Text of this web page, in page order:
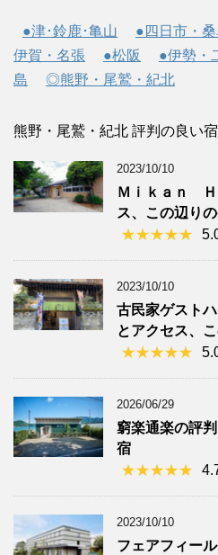
●津･鈴鹿･亀山 ●四日市・
伊賀・名張
●松阪 ●伊勢・
島
◎熊野・尾鷲・紀北
熊野・尾鷲・紀北 評判の良い宿
2023/10/10
Ｍｉｋａｎ Ｈ
ス、この辺り
2023/10/10
古民家ゲスト
とアクセス、
2026/06/29
窮楽通楽の評
宿
2023/10/10
フェアフィー